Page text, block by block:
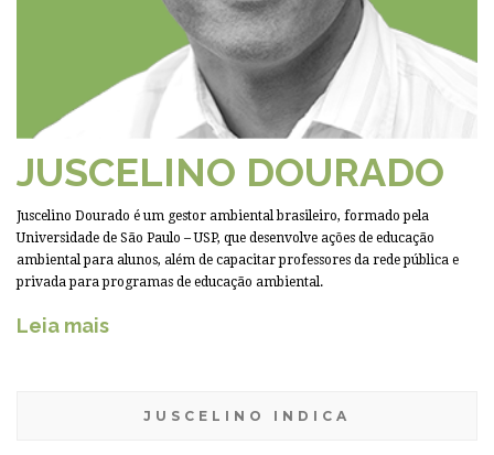
JUSCELINO DOURADO
Juscelino Dourado é um gestor ambiental brasileiro, formado pela
Universidade de São Paulo – USP, que desenvolve ações de educação
ambiental para alunos, além de capacitar professores da rede pública e
privada para programas de educação ambiental.
Leia mais
JUSCELINO INDICA